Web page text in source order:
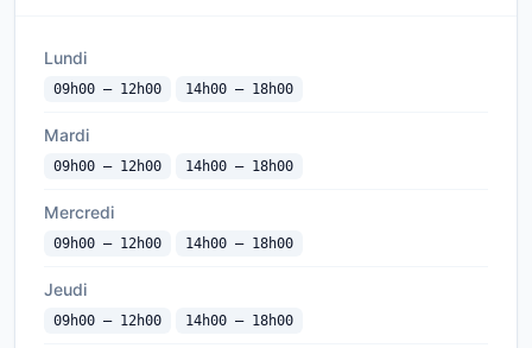
Lundi
09h00 — 12h00 14h00 — 18h00
Mardi
09h00 — 12h00 14h00 — 18h00
Mercredi
09h00 — 12h00 14h00 — 18h00
Jeudi
09h00 — 12h00 14h00 — 18h00